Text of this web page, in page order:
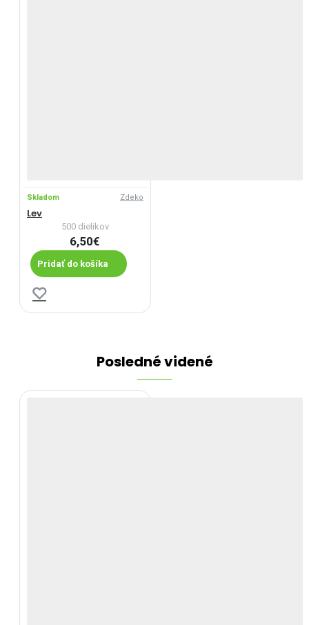
Skladom Zdeko
Lev
500 dielikov
6,50€
Pridať do košíka
Posledné videné